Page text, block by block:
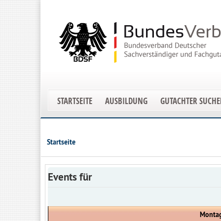
STARTSEITE AUSBILDUNG GUTACHTER
Startseite
Events für